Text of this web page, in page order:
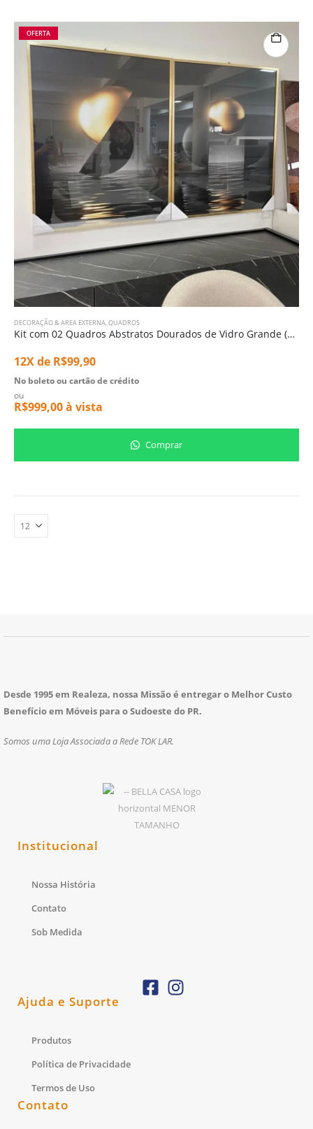
OFERTA
DECORAÇÃO & AREA EXTERNA,QUADROS
Kit com 02 Quadros Abstratos Dourados de Vidro Grande (3712)
12X de R$99,90
No boleto ou cartão de crédito
ou
R$999,00à vista
Comprar
Desde 1995 em Realeza, nossa Missão é entregar o Melhor Custo
Benefício em Móveis para o Sudoeste do PR.
Somos uma Loja Associada a Rede TOK LAR.
Institucional
Nossa História
Contato
Sob Medida
Ajuda e Suporte
Produtos
Política de Privacidade
Termos de Uso
Contato